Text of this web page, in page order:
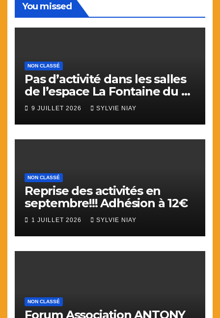
You missed
NON CLASSÉ
Pas d’activité dans les salles
de l’espace La Fontaine du 9
juillet au 31 aout.
9 JUILLET 2026 SYLVIE NIAY
NON CLASSÉ
Reprise des activités en
septembre!!! Adhésion à 12€
1 JUILLET 2026 SYLVIE NIAY
NON CLASSÉ
Forum Association ANTONY